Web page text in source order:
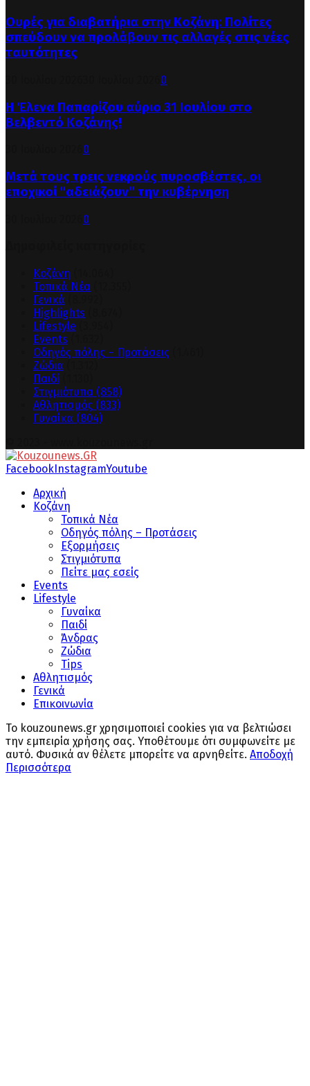
Ουρές για διαβατήρια στην Κοζάνη: Πολίτες
σπεύδουν να προλάβουν τις αλλαγές στις νέες
ταυτότητες
0
Η Έλενα Παπαρίζου αύριο 31 Ιουλίου στο
Βελβεντό Κοζάνης!
0
Μετά τους τρεις νεκρούς πυροσβέστες, οι
εποχικοί “αδειάζουν” την κυβέρνηση
0
Κοζάνη
Τοπικά Νέα
Γενικά
Highlights
Lifestyle
Events
Οδηγός πόλης – Προτάσεις
Ζώδια
Παιδί
Στιγμιότυπα (858)
Αθλητισμός (833)
Γυναίκα (804)
Facebook InstagramYoutube
Αρχική
Κοζάνη
Τοπικά Νέα
Οδηγός πόλης – Προτάσεις
Εξορμήσεις
Στιγμιότυπα
Πείτε μας εσείς
Events
Lifestyle
Γυναίκα
Παιδί
Άνδρας
Ζώδια
Tips
Αθλητισμός
Γενικά
Επικοινωνία
Το kouzounews.gr χρησιμοποιεί cookies για να βελτιώσει
την εμπειρία χρήσης σας. Υποθέτουμε ότι συμφωνείτε με
αυτό. Φυσικά αν θέλετε μπορείτε να αρνηθείτε. Αποδοχή
Περισσότερα